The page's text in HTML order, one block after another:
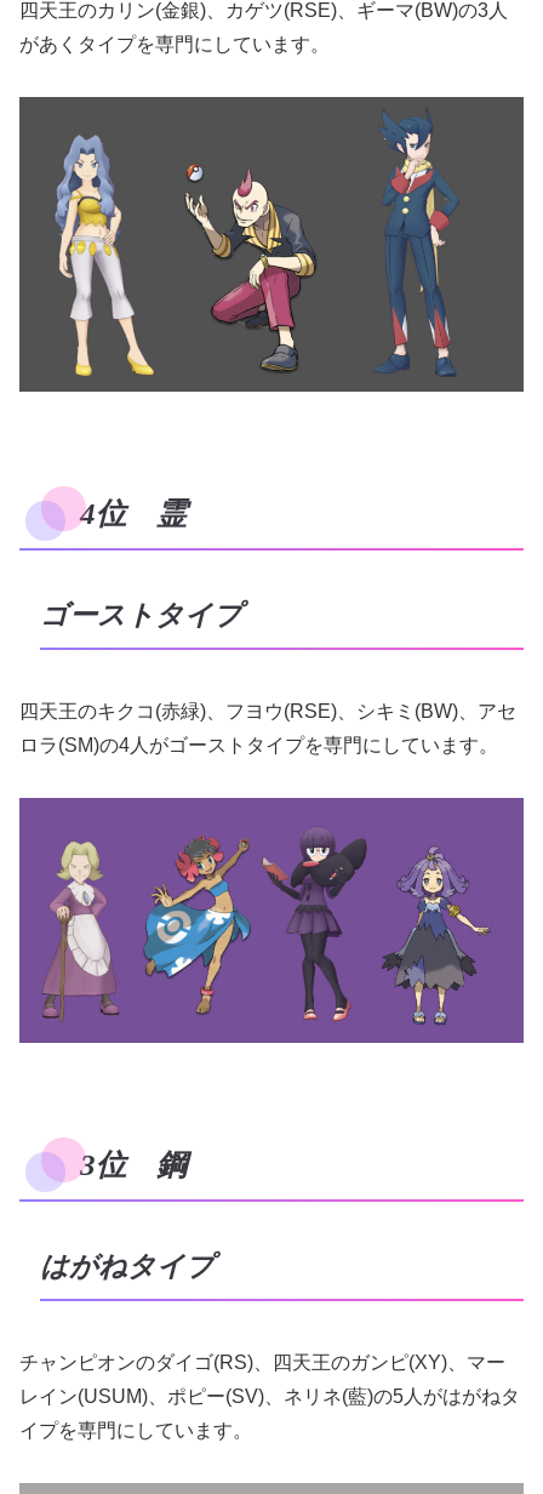
四天王のカリン(金銀)、カゲツ(RSE)、ギーマ(BW)の3人
があくタイプを専門にしています。
4位 霊
ゴーストタイプ
四天王のキクコ(赤緑)、フヨウ(RSE)、シキミ(BW)、アセ
ロラ(SM)の4人がゴーストタイプを専門にしています。
3位 鋼
はがねタイプ
チャンピオンのダイゴ(RS)、四天王のガンピ(XY)、マー
レイン(USUM)、ポピー(SV)、ネリネ(藍)の5人がはがねタ
イプを専門にしています。